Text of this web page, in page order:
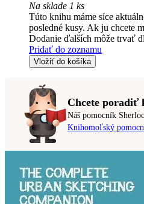
Na sklade 1 ks
Túto knihu máme síce
posledné kusy. Ak ju chcete
Dodanie ďalších môže trvať
Pridať do zoznamu
Vložiť do košíka
Chcete poradiť
Náš pomocník
Knihomoľský